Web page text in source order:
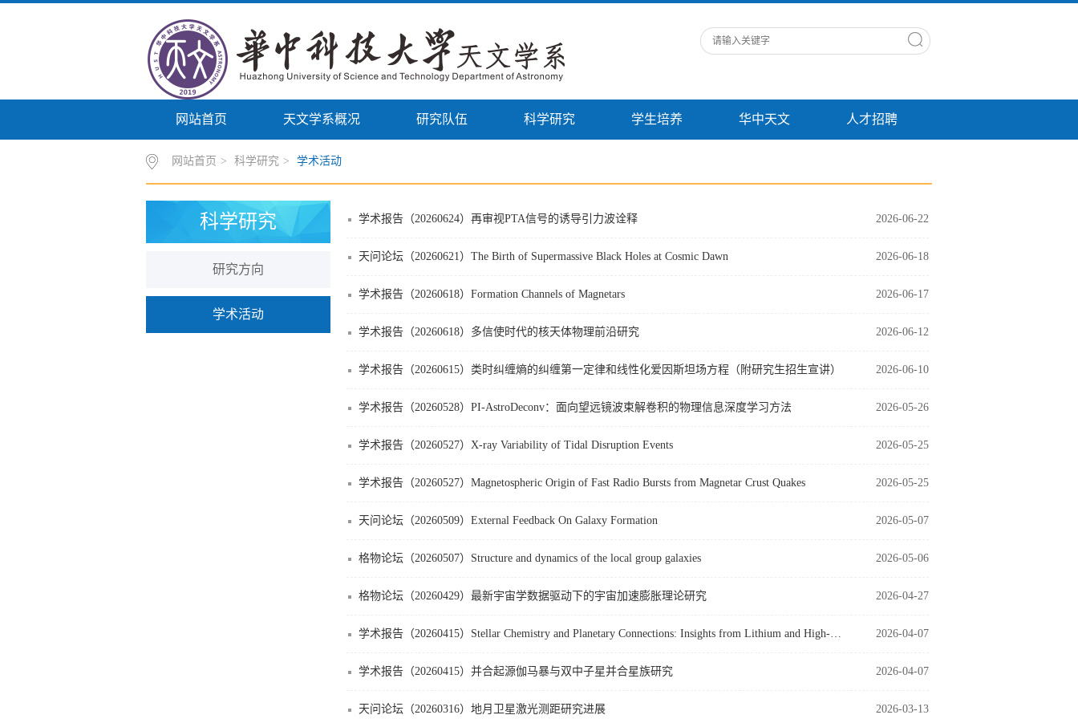
网站首页 天文学系概况 研究队伍 科学研究 学生培养 华中天文 人才招聘
网站首页 > 科学研究 > 学术活动
科学研究
研究方向
学术活动
2026-06-22
学术报告（20260624）再审视PTA信号的诱导引力波诠释
2026-06-18
天问论坛（20260621）The Birth of Supermassive Black Holes at Cosmic Dawn
2026-06-17
学术报告（20260618）Formation Channels of Magnetars
2026-06-12
学术报告（20260618）多信使时代的核天体物理前沿研究
2026-06-10
学术报告（20260615）类时纠缠熵的纠缠第一定律和线性化爱因斯坦场方程（附研究生招生宣讲）
2026-05-26
学术报告（20260528）PI-AstroDeconv：面向望远镜波束解卷积的物理信息深度学习方法
2026-05-25
学术报告（20260527）X-ray Variability of Tidal Disruption Events
2026-05-25
学术报告（20260527）Magnetospheric Origin of Fast Radio Bursts from Magnetar Crust Quakes
2026-05-07
天问论坛（20260509）External Feedback On Galaxy Formation
2026-05-06
格物论坛（20260507）Structure and dynamics of the local group galaxies
2026-04-27
格物论坛（20260429）最新宇宙学数据驱动下的宇宙加速膨胀理论研究
2026-04-07
学术报告（20260415）Stellar Chemistry and Planetary Connections: Insights from Lithium and High-Pr…
2026-04-07
学术报告（20260415）并合起源伽马暴与双中子星并合星族研究
2026-03-13
天问论坛（20260316）地月卫星激光测距研究进展